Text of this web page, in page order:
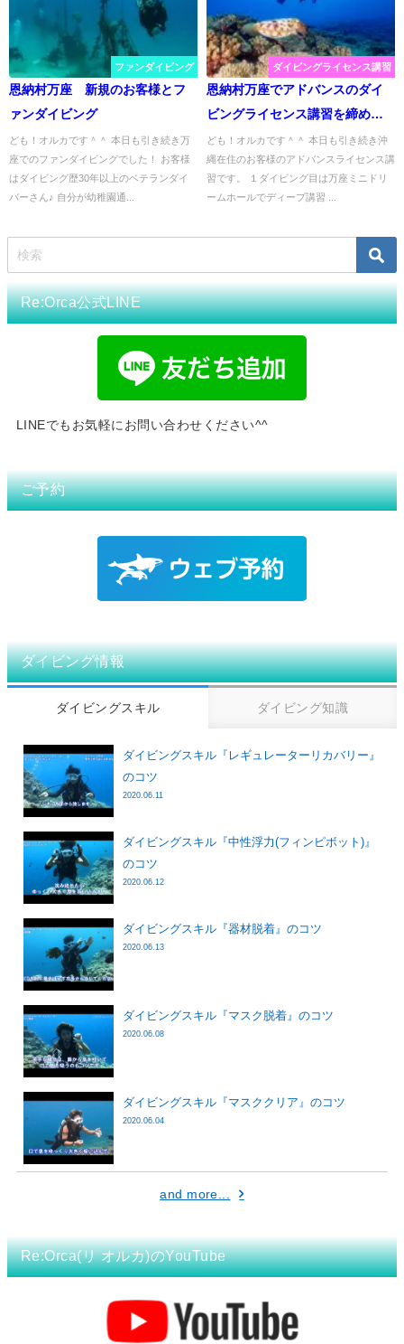
ファンダイビング
恩納村万座 新規のお客様とフ
ァンダイビング
ども！オルカです＾＾ 本日も引き続き万
座でのファンダイビングでした！ お客様
はダイビング歴30年以上のベテランダイ
バーさん♪ 自分が幼稚園通...
ダイビングライセンス講習
恩納村万座でアドバンスのダイ
ビングライセンス講習を締め
る！
ども！オルカです＾＾ 本日も引き続き沖
縄在住のお客様のアドバンスライセンス講
習です。 １ダイビング目は万座ミニドリ
ームホールでディープ講習 ...
Re:Orca公式LINE
LINEでもお気軽にお問い合わせください^^
ご予約
ダイビング情報
ダイビングスキル ダイビング知識
ダイビングスキル『レギュレーターリカバリー』
のコツ
2020.06.11
ダイビングスキル『中性浮力(フィンピボット)』
のコツ
2020.06.12
ダイビングスキル『器材脱着』のコツ
2020.06.13
ダイビングスキル『マスク脱着』のコツ
2020.06.08
ダイビングスキル『マスククリア』のコツ
2020.06.04
and more...
Re:Orca(リ オルカ)のYouTube